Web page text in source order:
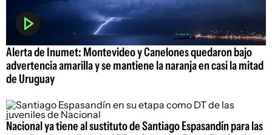
Alerta de Inumet: Montevideo y Canelones quedaron bajo
advertencia amarilla y se mantiene la naranja en casi la mitad
de Uruguay
Nacional ya tiene al sustituto de Santiago Espasandín para las